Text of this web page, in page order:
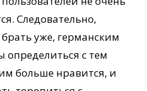
Следовательно,
уже, германским
с тем
больше нравится, и